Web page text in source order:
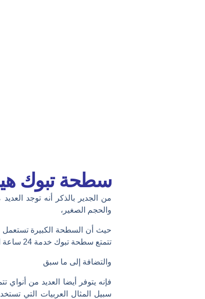
سطحة تبوك
من الجدير بالذكر أنه توجد
والحجم الصغير،
حيث أن السطحة الكبيرة
تتمتع سطحة تبوك خدمة 24 ساعة التي توفرها شركة هاوس سمارت تعدد أنواعها ذات الجودة العالية،
والتضافة إلى ما سبق
فإنه يتوفر أيضا العديد من